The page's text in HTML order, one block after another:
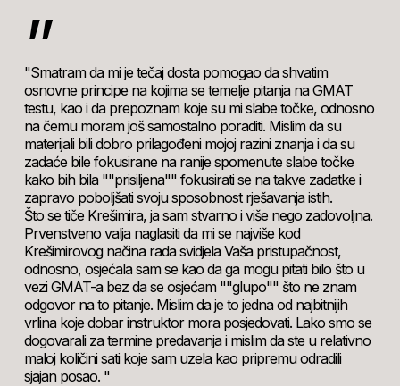
”
"Smatram da mi je tečaj dosta pomogao da shvatim
osnovne principe na kojima se temelje pitanja na GMAT
testu, kao i da prepoznam koje su mi slabe točke, odnosno
na čemu moram još samostalno poraditi. Mislim da su
materijali bili dobro prilagođeni mojoj razini znanja i da su
zadaće bile fokusirane na ranije spomenute slabe točke
kako bih bila ""prisiljena"" fokusirati se na takve zadatke i
zapravo poboljšati svoju sposobnost rješavanja istih.
Što se tiče Krešimira, ja sam stvarno i više nego zadovoljna.
Prvenstveno valja naglasiti da mi se najviše kod
Krešimirovog načina rada svidjela Vaša pristupačnost,
odnosno, osjećala sam se kao da ga mogu pitati bilo što u
vezi GMAT-a bez da se osjećam ""glupo"" što ne znam
odgovor na to pitanje. Mislim da je to jedna od najbitnijih
vrlina koje dobar instruktor mora posjedovati. Lako smo se
dogovarali za termine predavanja i mislim da ste u relativno
maloj količini sati koje sam uzela kao pripremu odradili
sjajan posao. "